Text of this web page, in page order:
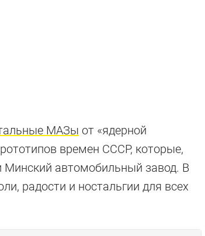
МАЗы от «ядерной
времен СССР, которые,
Минский автомобильный завод. В
радости и ностальгии для всех